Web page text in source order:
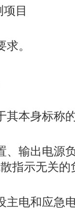
目
。
其本身标称
、输出电源
指示无关的
主电和应急